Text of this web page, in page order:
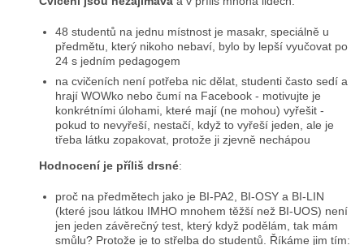
48 studentů na jednu místnost je masakr, speciálně u
předmětu, který nikoho nebaví, bylo by lepší vyučovat po
24 s jedním pedagogem
na cvičeních není potřeba nic dělat, studenti často sedí a
hrají WOWko nebo čumí na Facebook - motivujte je
konkrétními úlohami, které mají (ne mohou) vyřešit -
pokud to nevyřeší, nestačí, když to vyřeší jeden, ale je
třeba látku zopakovat, protože ji zjevně nechápou
Hodnocení je příliš drsné:
proč na předmětech jako je BI-PA2, BI-OSY a BI-LIN
(které jsou látkou IMHO mnohem těžší než BI-UOS) není
jen jeden závěrečný test, který když podělám, tak mám
smůlu? Protože je to střelba do studentů. Říkáme jim tím: